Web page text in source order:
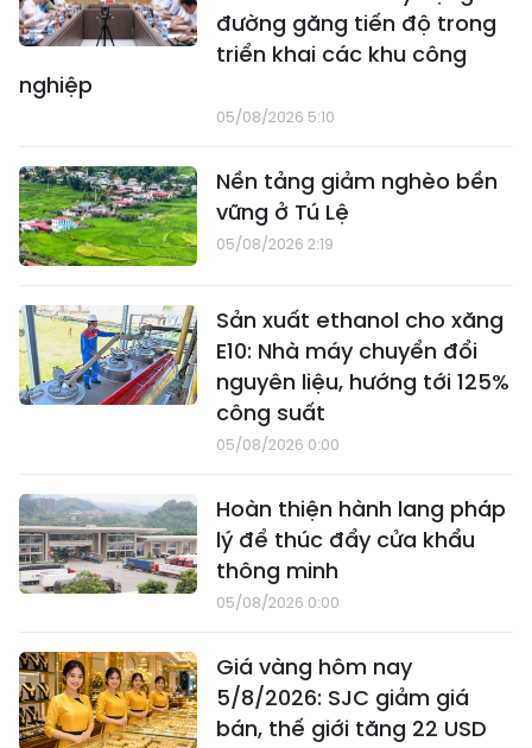
đường găng tiến độ trong
triển khai các khu công
nghiệp
05/08/2026 5:10
Nền tảng giảm nghèo bền
vững ở Tú Lệ
05/08/2026 2:19
Sản xuất ethanol cho xăng
E10: Nhà máy chuyển đổi
nguyên liệu, hướng tới 125%
công suất
05/08/2026 0:00
Hoàn thiện hành lang pháp
lý để thúc đẩy cửa khẩu
thông minh
05/08/2026 0:00
Giá vàng hôm nay
5/8/2026: SJC giảm giá
bán, thế giới tăng 22 USD